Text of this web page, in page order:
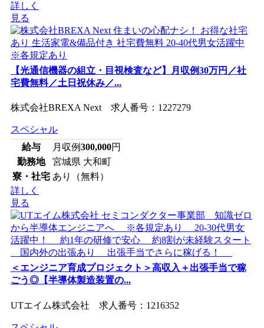
詳しく
見る
【光通信機器の組立・目視検査など】月収例30万円／社
宅費無料／土日祝休み／...
株式会社BREXA Next 求人番号：1227279
スペシャル
給与
月収例300,000円
勤務地
宮城県 大和町
寮・社宅 あり（無料）
詳しく
見る
＜エンジニア育成プロジェクト＞高収入＋出張手当で稼
ごう◎【半導体製造装置の...
UTエイム株式会社 求人番号：1216352